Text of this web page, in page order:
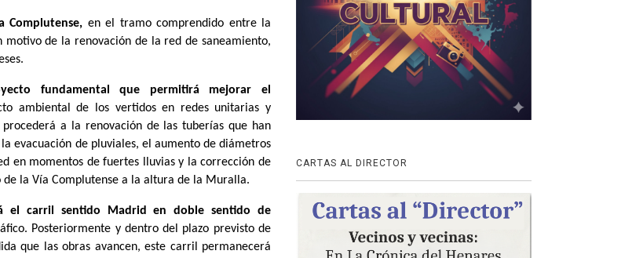
Complutense, en el tramo comprendido entre la
de la renovación de la red de saneamiento,
fundamental que permitirá mejorar el
ambiental de los vertidos en redes unitarias y
a la renovación de las tuberías que han
evacuación de pluviales, el aumento de diámetros
en momentos de fuertes lluvias y la corrección de
la Vía Complutense a la altura de la Muralla.
el carril sentido Madrid en doble sentido de
Posteriormente y dentro del plazo previsto de
que las obras avancen, este carril permanecerá
CARTAS AL DIRECTOR